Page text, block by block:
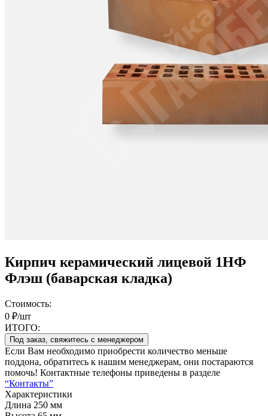
Кирпич керамический лицевой 1НФ
Флэш (баварская кладка)
Стоимость:
0 ₽/шт
ИТОГО:
Под заказ, свяжитесь с менеджером
Если Вам необходимо приобрести количество меньше
поддона, обратитесь к нашим менеджерам, они постараются
помочь! Контактные телефоны приведены в разделе
“Контакты”
Характеристики
Длина 250 мм